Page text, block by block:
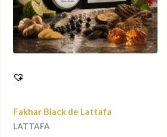
Fakhar Black de Lattafa
LATTAFA